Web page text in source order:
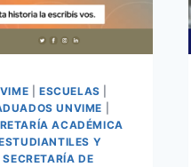
|ESCUELAS
UNVIME
ACADÉMICA
Y
|SECRETARÍA DE